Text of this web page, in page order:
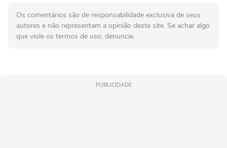
Os comentários são de responsabilidade exclusiva de seus
autores e não representam a opinião deste site. Se achar algo
que viole os termos de uso, denuncie.
PUBLICIDADE